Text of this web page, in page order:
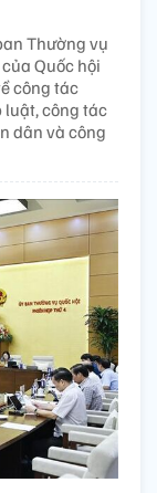
Thường vụ
Quốc hội
công tác
luật, công tác
dân và công